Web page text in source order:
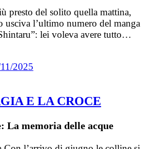
presto del solito quella mattina,
usciva l’ultimo numero del manga
lei voleva avere tutto…
2025
E LA CROCE
La memoria delle acque